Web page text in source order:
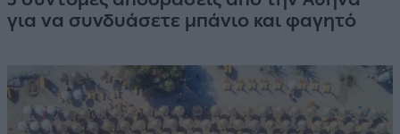
για να συνδυάσετε μπάνιο και φαγητό